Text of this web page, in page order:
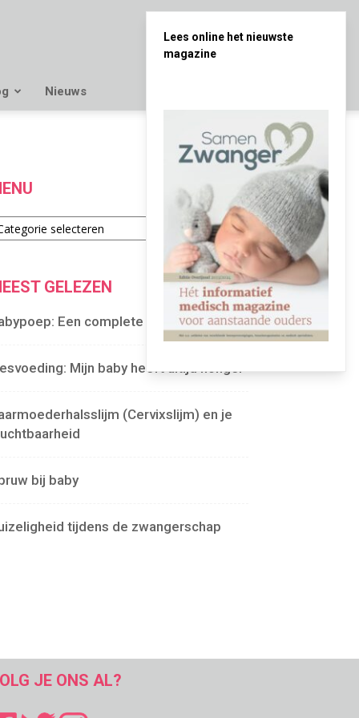
Nieuws
GELEZEN
Een complete gids
Mijn baby heeft altijd honger
(Cervixslijm) en je
bij baby
tijdens de zwangerschap
JE ONS AL?
Lees online het nieuwste
magazine